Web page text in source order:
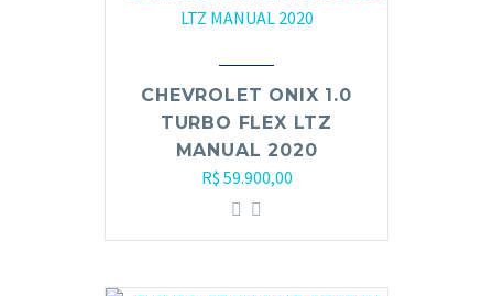
CHEVROLET ONIX 1.0
TURBO FLEX LTZ
MANUAL 2020
R$ 59.900,00